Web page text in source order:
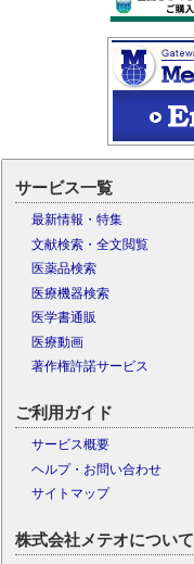
サービス一覧
最新情報・特集
文献検索・全文閲覧
医薬品検索
医療機器検索
医学書通販
医療動画
著作権許諾サービス
ご利用ガイド
サービス概要
ヘルプ・お問い合わせ
サイトマップ
株式会社メテオについて